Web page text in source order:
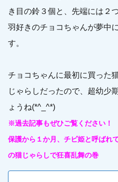
き目の鈴３個と、先端には２
羽好きのチョコちゃんが夢中
す。
チョコちゃんに最初に買った
じゃらしだったので、超幼少
ょうね(*^_^*)
※過去記事もぜひご覧ください！
保護から１か月、チビ姫と呼ばれ
の猫じゃらしで狂喜乱舞の巻